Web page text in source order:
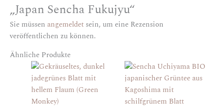
„Japan Sencha Fukujyu“
Sie müssen angemeldet sein, um eine Rezension
veröffentlichen zu können.
Ähnliche Produkte
Dieses
Produkt
weist
Dieses
Produkt
weist
mehrere